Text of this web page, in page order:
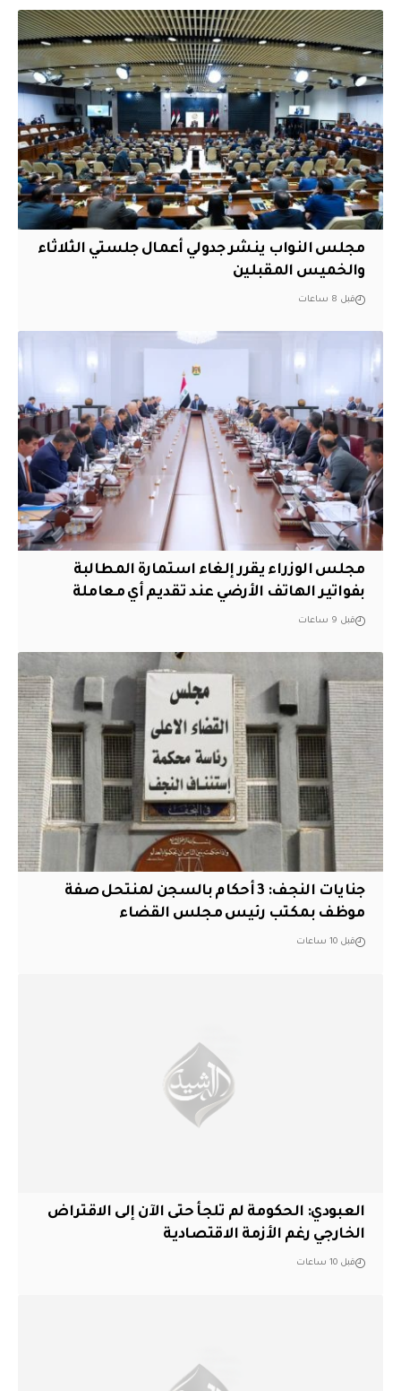
مجلس النواب ينشر جدولي أعمال جلستي الثلاثاء
والخميس المقبلين
قبل 8 ساعات
مجلس الوزراء يقرر إلغاء استمارة المطالبة
بفواتير الهاتف الأرضي عند تقديم أي معاملة
قبل 9 ساعات
جنايات النجف: 3 أحكام بالسجن لمنتحل صفة
موظف بمكتب رئيس مجلس القضاء
قبل 10 ساعات
العبودي: الحكومة لم تلجأ حتى الآن إلى الاقتراض
الخارجي رغم الأزمة الاقتصادية
قبل 10 ساعات